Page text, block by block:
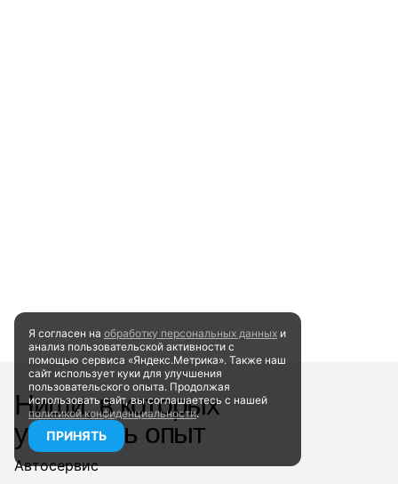
Ниши, в которых
у нас есть опыт
Автосервис
Я согласен на обработку персональных данных и
анализ пользовательской активности с
помощью сервиса «Яндекс.Метрика». Также наш
сайт использует куки для улучшения
пользовательского опыта. Продолжая
использовать сайт, вы соглашаетесь с нашей
политикой конфиденциальности.
ПРИНЯТЬ